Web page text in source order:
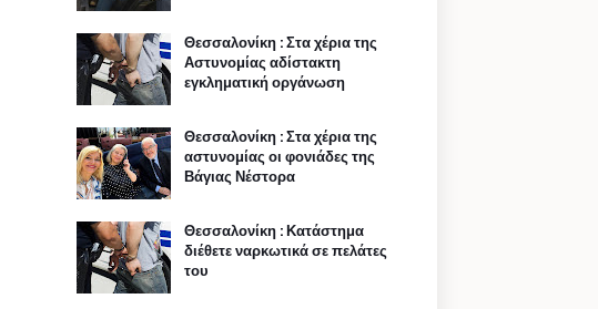
Θεσσαλονίκη : Στα χέρια της
Αστυνομίας αδίστακτη
εγκληματική οργάνωση
Θεσσαλονίκη : Στα χέρια της
αστυνομίας οι φονιάδες της
Βάγιας Νέστορα
Θεσσαλονίκη : Κατάστημα
διέθετε ναρκωτικά σε πελάτες
του